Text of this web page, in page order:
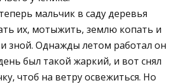
мальчик в саду деревья
их, мотыжить, землю копать и
и зной. Однажды летом работал он
был такой жаркий, и вот снял
чтоб на ветру освежиться. Но